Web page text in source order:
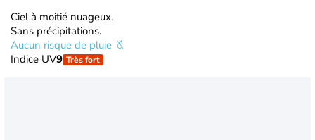
Ciel à moitié nuageux.
Sans précipitations.
Aucun risque de pluie
Indice UV9 Très fort